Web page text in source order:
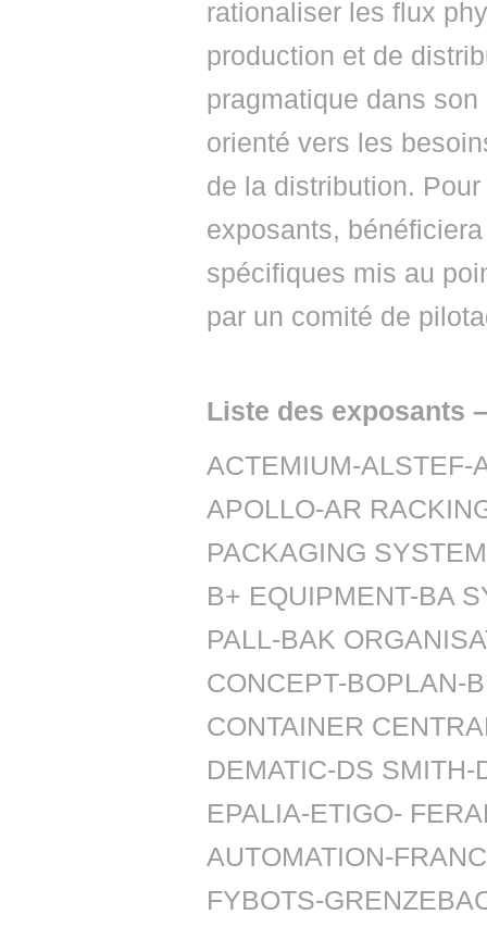
rationaliser les flux
production et de
pragmatique dans
orienté vers les
de la distribution.
exposants,
spécifiques mis au
par un comité de
Liste des exposants
ACTEMIUM-ALSTEF-
APOLLO-AR
PACKAGING
B+ EQUIPMENT-BA
PALL-BAK
CONCEPT-BOPLAN-
CONTAINER
DEMATIC-DS
EPALIA-ETIGO-
AUTOMATION-
FYBOTS-